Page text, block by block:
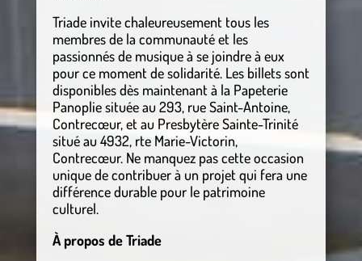
Triade invite chaleureusement tous les
membres de la communauté et les
passionnés de musique à se joindre à eux
pour ce moment de solidarité. Les billets sont
disponibles dès maintenant à la Papeterie
Panoplie située au 293, rue Saint-Antoine,
Contrecœur, et au Presbytère Sainte-Trinité
situé au 4932, rte Marie-Victorin,
Contrecœur. Ne manquez pas cette occasion
unique de contribuer à un projet qui fera une
différence durable pour le patrimoine
culturel.
À propos de Triade